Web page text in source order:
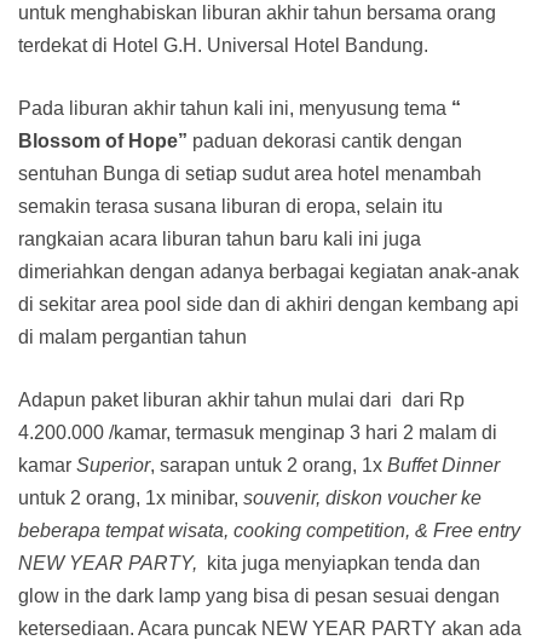
untuk menghabiskan liburan akhir tahun bersama orang
terdekat di Hotel G.H. Universal Hotel Bandung.
Pada liburan akhir tahun kali ini, menyusung tema “
Blossom of Hope” paduan dekorasi cantik dengan
sentuhan Bunga di setiap sudut area hotel menambah
semakin terasa susana liburan di eropa, selain itu
rangkaian acara liburan tahun baru kali ini juga
dimeriahkan dengan adanya berbagai kegiatan anak-anak
di sekitar area pool side dan di akhiri dengan kembang api
di malam pergantian tahun
Adapun paket liburan akhir tahun mulai dari dari Rp
4.200.000 /kamar, termasuk menginap 3 hari 2 malam di
kamar Superior, sarapan untuk 2 orang, 1x Buffet Dinner
untuk 2 orang, 1x minibar, souvenir, diskon voucher ke
beberapa tempat wisata, cooking competition, & Free entry
NEW YEAR PARTY,
kita juga menyiapkan tenda dan
glow in the dark lamp yang bisa di pesan sesuai dengan
ketersediaan. Acara puncak NEW YEAR PARTY akan ada